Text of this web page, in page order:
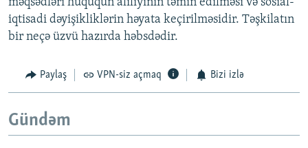
məqsədləri hüququn aliliyinin təmin edilməsi və sosial-
iqtisadi dəyişikliklərin həyata keçirilməsidir. Təşkilatın
bir neçə üzvü hazırda həbsdədir.
Paylaş VPN-siz açmaq Bizi izlə
Gündəm